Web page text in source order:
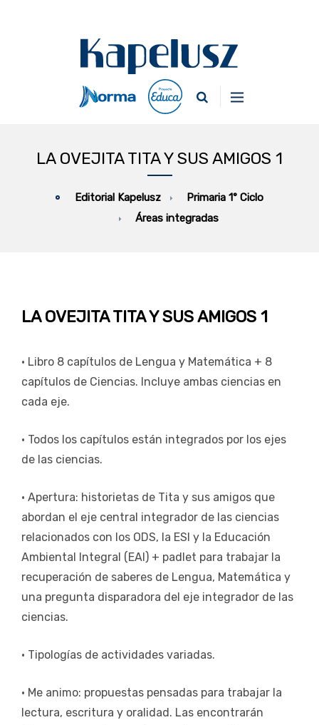
LA OVEJITA TITA Y SUS AMIGOS 1
Editorial Kapelusz
Primaria 1° Ciclo
Áreas integradas
LA OVEJITA TITA Y SUS AMIGOS 1
• Libro 8 capítulos de Lengua y Matemática + 8
capítulos de Ciencias. Incluye ambas ciencias en
cada eje.
• Todos los capítulos están integrados por los ejes
de las ciencias.
• Apertura: historietas de Tita y sus amigos que
abordan el eje central integrador de las ciencias
relacionados con los ODS, la ESI y la Educación
Ambiental Integral (EAl) + padlet para trabajar la
recuperación de saberes de Lengua, Matemática y
una pregunta disparadora del eje integrador de las
ciencias.
• Tipologías de actividades variadas.
• Me animo: propuestas pensadas para trabajar la
lectura, escritura y oralidad. Las encontrarán